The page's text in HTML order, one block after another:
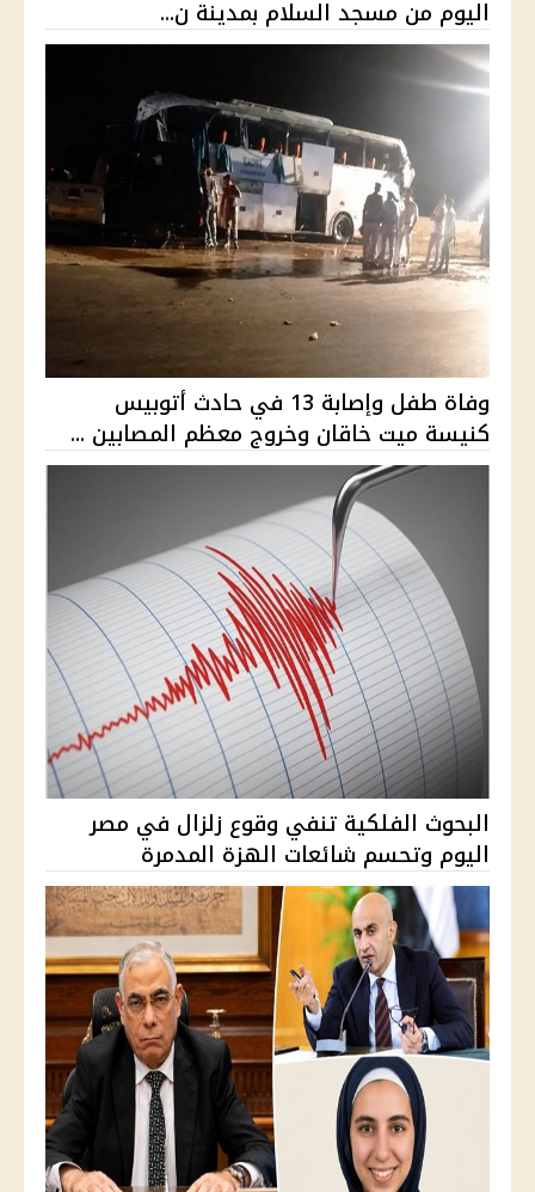
اليوم من مسجد السلام بمدينة ن...
وفاة طفل وإصابة 13 في حادث أتوبيس
كنيسة ميت خاقان وخروج معظم المصابين ...
البحوث الفلكية تنفي وقوع زلزال في مصر
اليوم وتحسم شائعات الهزة المدمرة